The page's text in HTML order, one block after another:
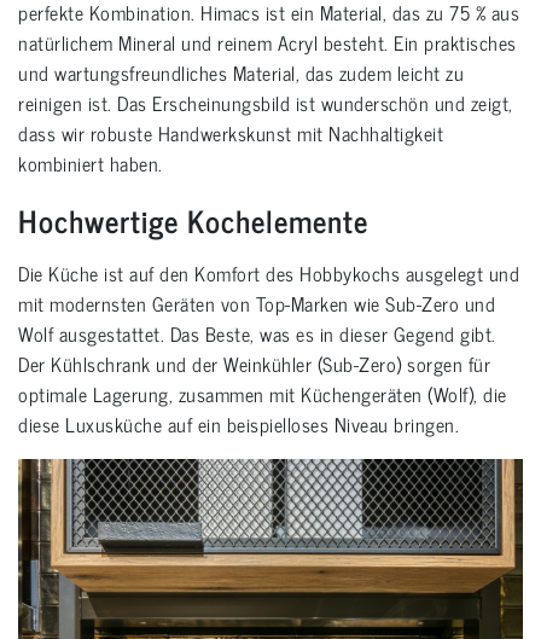
perfekte Kombination. Himacs ist ein Material, das zu 75 % aus
natürlichem Mineral und reinem Acryl besteht. Ein praktisches
und wartungsfreundliches Material, das zudem leicht zu
reinigen ist. Das Erscheinungsbild ist wunderschön und zeigt,
dass wir robuste Handwerkskunst mit Nachhaltigkeit
kombiniert haben.
Hochwertige Kochelemente
Die Küche ist auf den Komfort des Hobbykochs ausgelegt und
mit modernsten Geräten von Top-Marken wie Sub-Zero und
Wolf ausgestattet. Das Beste, was es in dieser Gegend gibt.
Der Kühlschrank und der Weinkühler (Sub-Zero) sorgen für
optimale Lagerung, zusammen mit Küchengeräten (Wolf), die
diese Luxusküche auf ein beispielloses Niveau bringen.